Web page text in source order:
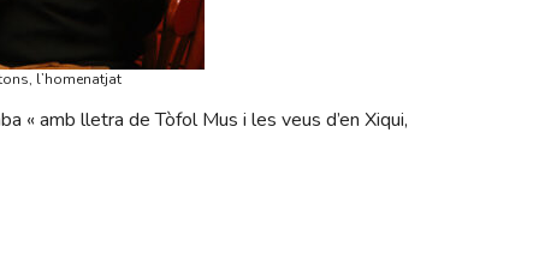
l’homenatjat
« amb lletra de Tòfol Mus i les veus d’en Xiqui,